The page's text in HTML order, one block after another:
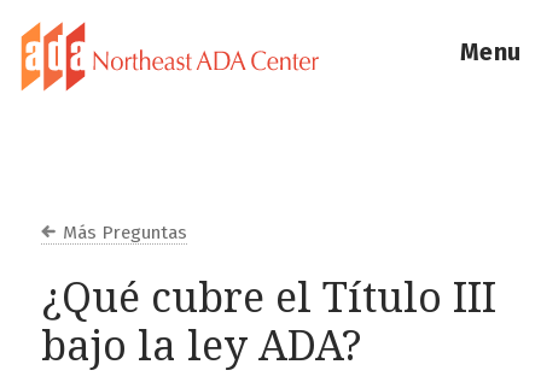
Menu
Más Preguntas
¿Qué cubre el Título III
bajo la ley ADA?